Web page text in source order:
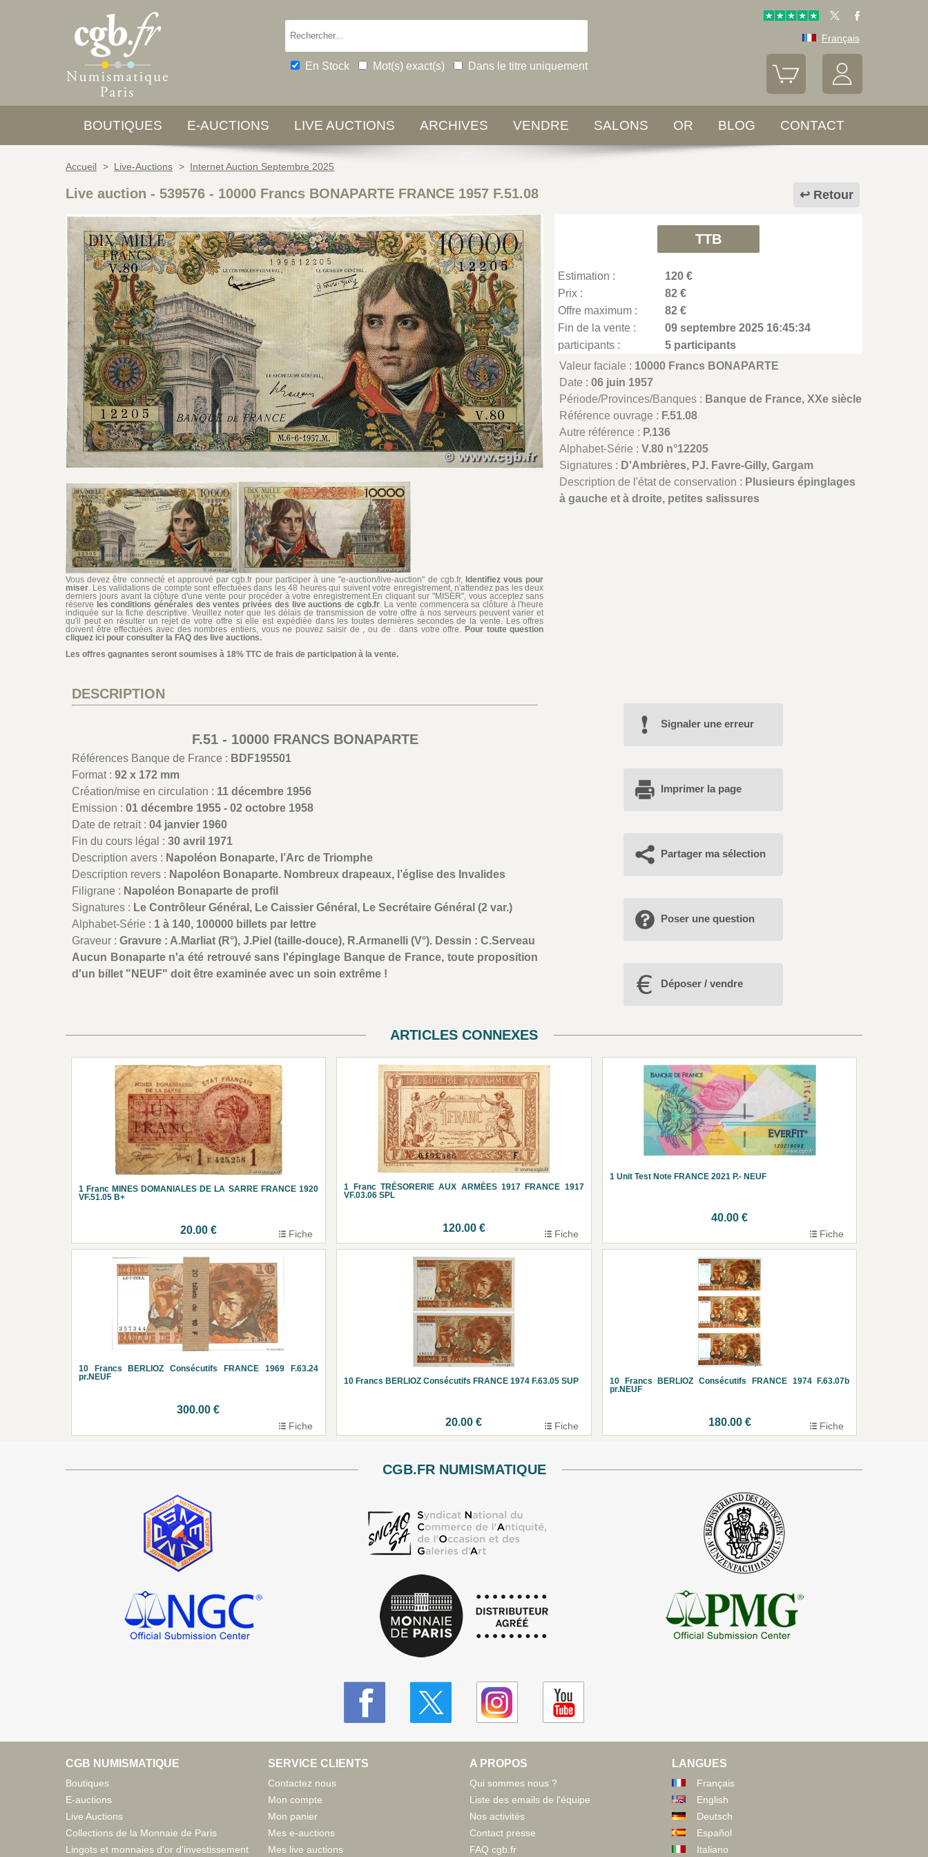
En Stock Mot(s) exact(s) Dans le titre uniquement
Français
BOUTIQUES E-AUCTIONS LIVE AUCTIONS ARCHIVES VENDRE SALONS OR BLOG CONTACT
Accueil > Live-Auctions > Internet Auction Septembre 2025
Retour
Live auction - 539576 - 10000 Francs BONAPARTE FRANCE 1957 F.51.08
Vous devez être connecté et approuvé par cgb.fr pour participer à une "e-auction/live-auction" de cgb.fr, Identifiez vous pour
miser . Les validations de compte sont effectuées dans les 48 heures qui suivent votre enregistrement, n'attendez pas les deux
derniers jours avant la clôture d'une vente pour procéder à votre enregistrement.En cliquant sur "MISER", vous acceptez sans
réserve les conditions générales des ventes privées des live auctions de cgb.fr. La vente commencera sa clôture à l'heure
indiquée sur la fiche descriptive. Veuillez noter que les délais de transmission de votre offre à nos serveurs peuvent varier et
qu'il peut en résulter un rejet de votre offre si elle est expédiée dans les toutes dernières secondes de la vente. Les offres
doivent être effectuées avec des nombres entiers, vous ne pouvez saisir de , ou de . dans votre offre.Pour toute question
cliquez ici pour consulter la FAQ des live auctions.
Les offres gagnantes seront soumises à 18% TTC de frais de participation à la vente.
TTB
Estimation :
120 €
Prix :
82 €
Offre maximum :
82 €
Fin de la vente :
09 septembre 2025 16:45:34
participants :
5 participants
Valeur faciale : 10000 Francs BONAPARTE
Date :06 juin 1957
Période/Provinces/Banques : Banque de France, XXe siècle
Référence ouvrage : F.51.08
Autre référence : P.136
Alphabet-Série :V.80 n°12205
Signatures : D'Ambrières, PJ. Favre-Gilly, Gargam
Description de l'état de conservation : Plusieurs épinglages
à gauche et à droite, petites salissures
DESCRIPTION
F.51 - 10000 FRANCS BONAPARTE
Références Banque de France : BDF195501
Format : 92 x 172 mm
Création/mise en circulation : 11 décembre 1956
Emission : 01 décembre 1955 - 02 octobre 1958
Date de retrait : 04 janvier 1960
Fin du cours légal : 30 avril 1971
Description avers : Napoléon Bonaparte, l’Arc de Triomphe
Description revers : Napoléon Bonaparte. Nombreux drapeaux, l’église des Invalides
Filigrane : Napoléon Bonaparte de profil
Signatures : Le Contrôleur Général, Le Caissier Général, Le Secrétaire Général (2 var.)
Alphabet-Série : 1 à 140, 100000 billets par lettre
Graveur : Gravure : A.Marliat (R°), J.Piel (taille-douce), R.Armanelli (V°). Dessin : C.Serveau
Aucun Bonaparte n'a été retrouvé sans l'épinglage Banque de France, toute proposition
d'un billet "NEUF" doit être examinée avec un soin extrême !
Signaler une erreur
Imprimer la page
Partager ma sélection
Poser une question
Déposer / vendre
ARTICLES CONNEXES
1 Franc MINES DOMANIALES DE LA SARRE FRANCE 1920
VF.51.05 B+
20.00 € Fiche
1 Franc TRÉSORERIE AUX ARMÉES 1917 FRANCE 1917
VF.03.06 SPL
120.00 € Fiche
1 Unit Test Note FRANCE 2021 P.- NEUF
40.00 €
Fiche
10 Francs BERLIOZ Consécutifs FRANCE 1969 F.63.24
pr.NEUF
300.00 €
Fiche
10 Francs BERLIOZ Consécutifs FRANCE 1974 F.63.05 SUP
20.00 € Fiche
10 Francs BERLIOZ Consécutifs FRANCE 1974 F.63.07b
pr.NEUF
180.00 € Fiche
CGB.FR NUMISMATIQUE
CGB NUMISMATIQUE
Boutiques
E-auctions
Live Auctions
Collections de la Monnaie de Paris
Lingots et monnaies d'or d'investissement
SERVICE CLIENTS
Contactez nous
Mon compte
Mon panier
Mes e-auctions
Mes live auctions
A PROPOS
Qui sommes nous ?
Liste des emails de l'équipe
Nos activités
Contact presse
FAQ cgb.fr
LANGUES
Français
English
Deutsch
Español
Italiano